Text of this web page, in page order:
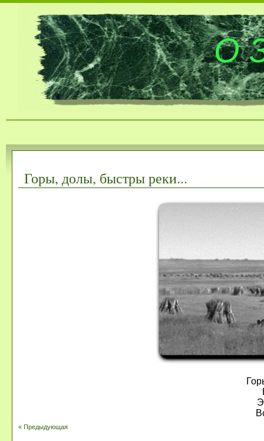
О
Горы, долы, быстры реки...
« Предыдующая